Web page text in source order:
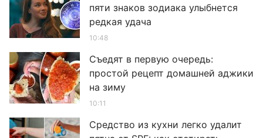
пяти знаков зодиака улыбнется
редкая удача
10:48
Съедят в первую очередь:
простой рецепт домашней аджики
на зиму
10:11
Средство из кухни легко удалит